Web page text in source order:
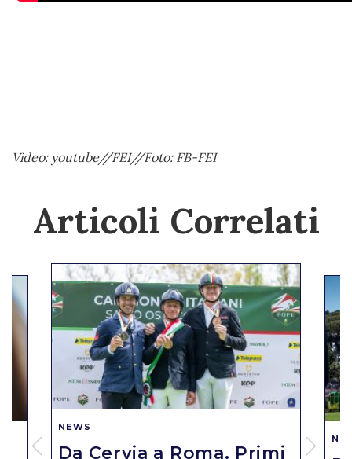
Video: youtube//FEI//Foto: FB-FEI
Articoli Correlati
NEWS
Da Cervia a Roma. Primi